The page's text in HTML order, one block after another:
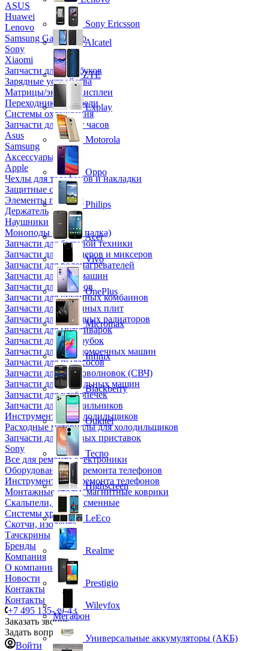
ASUS
Huawei
Lenovo
Samsung Galaxy Tab
Sony
Xiaomi
Запчасти для ноутбуков
Зарядные устройства
Матрицы/экраны/дисплеи
Переходники и кабели
Системы охлаждения
Запчасти для смарт часов
Asus
Samsung
Аксессуары
Apple
Чехлы для телефонов и накладки
Защитные стекла
Элементы питания
Держатель
Наушники
Моноподы (Селфи палка)
Запчасти для бытовой техники
Запчасти для блендеров и миксеров
Запчасти для водонагревателей
Запчасти для кофемашин
Запчасти для кулеров
Запчасти для кухонных комбаинов
Запчасти для кухонных плит
Запчасти для масляных радиаторов
Запчасти для мультиварок
Запчасти для мясорубок
Запчасти для посудомоечных машин
Запчасти для пылесосов
Запчасти для микроволновок (СВЧ)
Запчасти для стиральных машин
Запчасти для хлебопечек
Запчасти для холодильников
Инструмент для холодильщиков
Расходные материалы для холодильщиков
Запчасти для игровых приставок
Sony
Все для ремонта электроники
Оборудование для ремонта телефонов
Инструменты для ремонта телефонов
Монтажные столы, магнитные коврики
Скальпели, лезвия сменные
Системы хранения
Скотчи, изолента
Тачскрины
Бренды
Компания
О компании
Новости
Контакты
Контакты
+7 495 135-39-43
Заказать звонок
Задать вопрос
Войти
Sony Ericsson
Alcatel
ZTE
Explay
Motorola
Oppo
Philips
Acer
Vivo
OnePlus
Micromax
Infinix
Blackberry
Oukitel
Tecno
Highscreen
LeEco
Realme
Prestigio
Wileyfox
Мегафон
Универсальные аккумуляторы (АКБ)